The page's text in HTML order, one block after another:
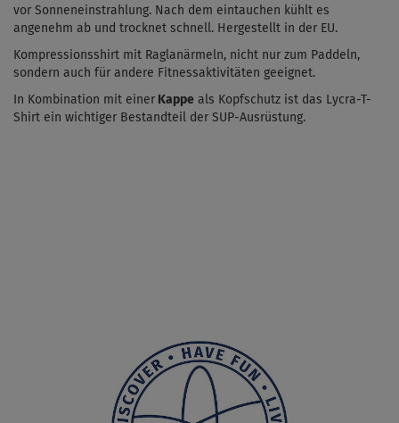
vor Sonneneinstrahlung. Nach dem eintauchen kühlt es
angenehm ab und trocknet schnell. Hergestellt in der EU.
Kompressionsshirt mit Raglanärmeln, nicht nur zum Paddeln,
sondern auch für andere Fitnessaktivitäten geeignet.
In Kombination mit einer Kappe als Kopfschutz ist das Lycra-T-
Shirt ein wichtiger Bestandteil der SUP-Ausrüstung.